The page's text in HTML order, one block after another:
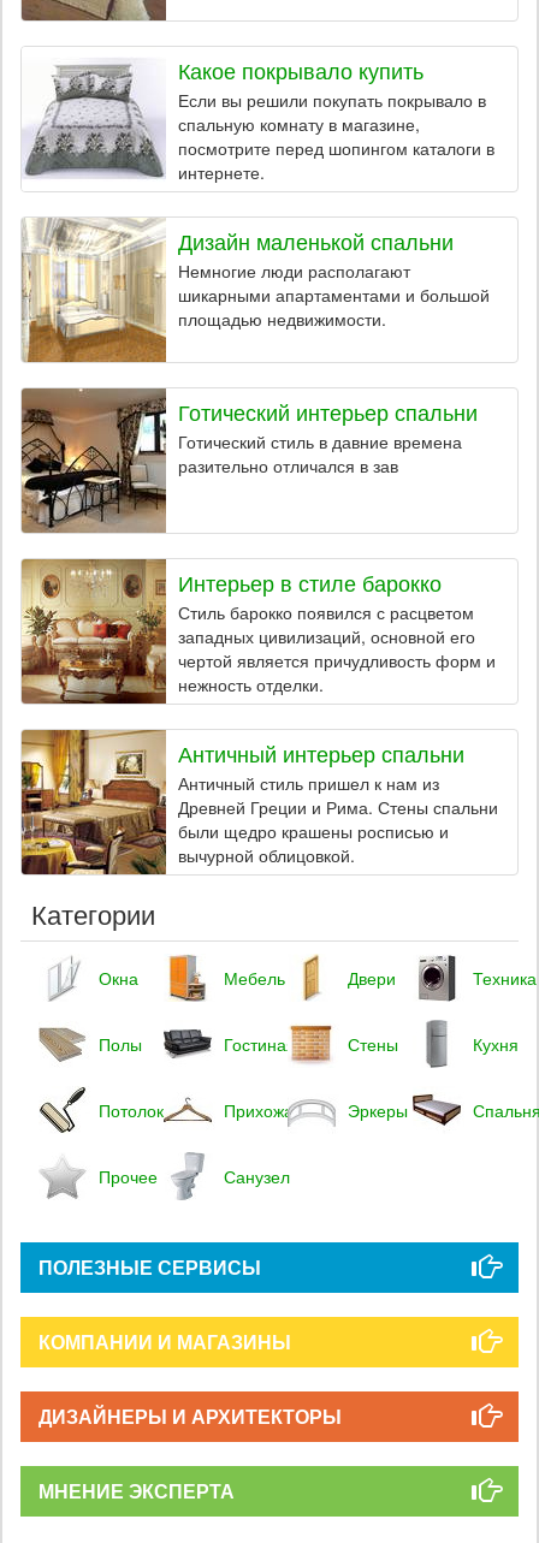
Какое покрывало купить
Если вы решили покупать покрывало в
спальную комнату в магазине,
посмотрите перед шопингом каталоги в
интернете.
Дизайн маленькой спальни
Немногие люди располагают
шикарными апартаментами и большой
площадью недвижимости.
Готический интерьер спальни
Готический стиль в давние времена
разительно отличался в зав
Интерьер в стиле барокко
Стиль барокко появился с расцветом
западных цивилизаций, основной его
чертой является причудливость форм и
нежность отделки.
Античный интерьер спальни
Античный стиль пришел к нам из
Древней Греции и Рима. Стены спальни
были щедро крашены росписью и
вычурной облицовкой.
Категории
Окна Мебель Двери Техника
Полы Гостиная Стены Кухня
Потолок Прихожая Эркеры
Прочее Санузел
ПОЛЕЗНЫЕ СЕРВИСЫ
КОМПАНИИ И МАГАЗИНЫ
ДИЗАЙНЕРЫ И АРХИТЕКТОРЫ
МНЕНИЕ ЭКСПЕРТА